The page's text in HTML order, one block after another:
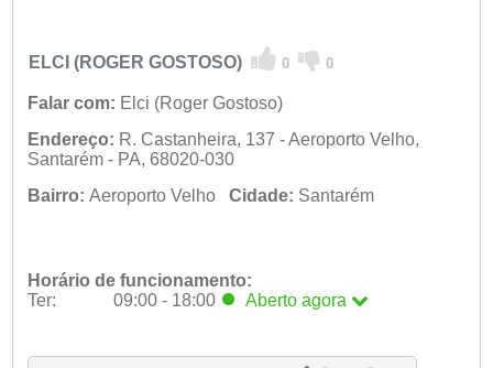
ELCI (ROGER GOSTOSO) 0 0
Falar com: Elci (Roger Gostoso)
Endereço: R. Castanheira, 137 - Aeroporto Velho,
Santarém - PA, 68020-030
Bairro: Aeroporto Velho Cidade: Santarém
Horário de funcionamento:
Ter:
09:00 - 18:00 Aberto agora